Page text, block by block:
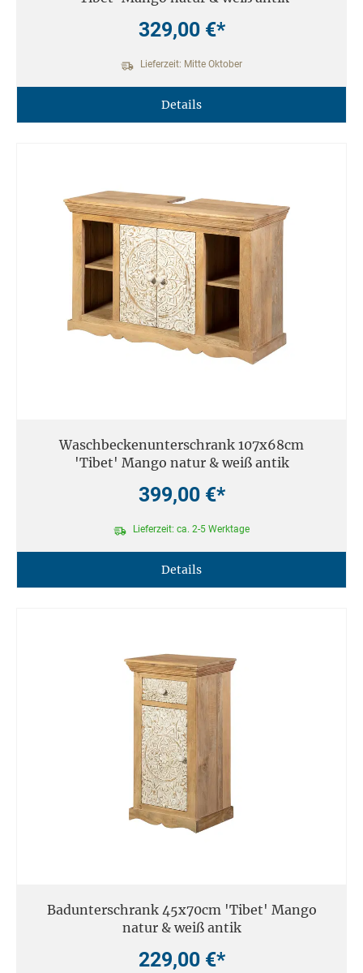
329,00 €*
Lieferzeit: Mitte Oktober
Details
Waschbeckenunterschrank 107x68cm
'Tibet' Mango natur & weiß antik
399,00 €*
Lieferzeit: ca. 2-5 Werktage
Details
Badunterschrank 45x70cm 'Tibet' Mango
natur & weiß antik
229,00 €*